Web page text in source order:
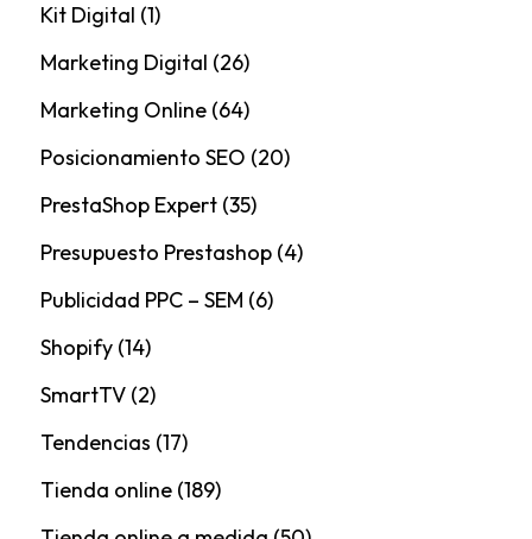
Kit Digital (1)
Marketing Digital (26)
Marketing Online(64)
Posicionamiento SEO (20)
PrestaShop Expert(35)
Presupuesto Prestashop(4)
Publicidad PPC – SEM (6)
Shopify(14)
SmartTV(2)
Tendencias (17)
Tienda online(189)